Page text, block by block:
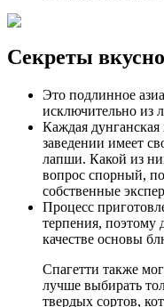
Секреты
Это подлинное
исключительно из
Каждая
заведении имеет
лапши. Какой из
вопрос спорный,
собственные
Процесс
терпения, поэтому
качестве основы
Спагетти также
лучше выбирать
твердых сортов,